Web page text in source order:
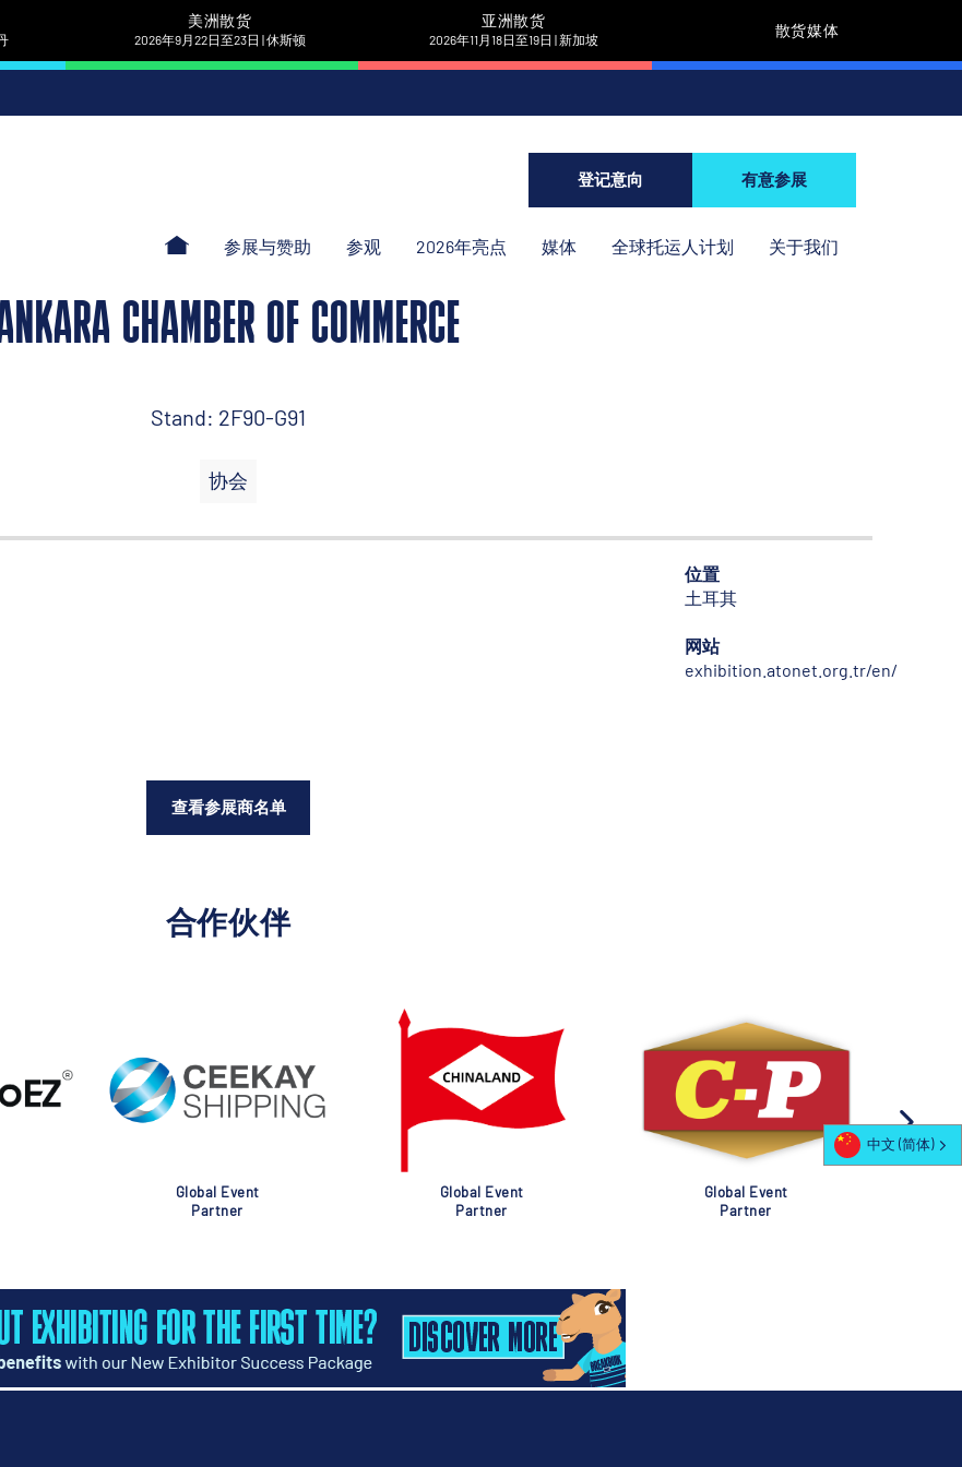
美洲散货
2026年9月22日至23日 | 休斯顿
亚洲散货
2026年11月18日至19日 | 新加坡
散货媒体
登记意向 有意参展
参展与赞助 参观 2026年亮点 媒体 全球托运人计划 关于我们
CHAMBER OF COMMERCE
Stand: 2F90-G91
协会
位置
土耳其
网站
exhibition.atonet.org.tr/en/
查看参展商名单
合作伙伴
Global Event
Partner
Global Event
Partner
Global Event
Partner
中文 (简体)